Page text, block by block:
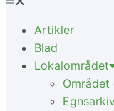
Artikler
Blad
Lokalområdet
Området